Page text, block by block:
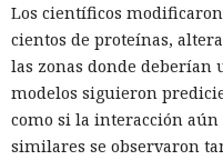
Los científicos
cientos de proteínas,
las zonas donde deberían
modelos siguieron
como si la interacción aún
similares se observaron